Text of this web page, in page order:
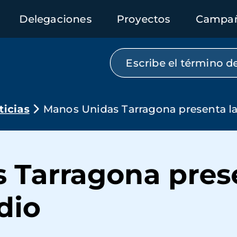
Delegaciones Proyectos
Búsqueda por
Manos Unidas Tarragona presenta
Tarragona